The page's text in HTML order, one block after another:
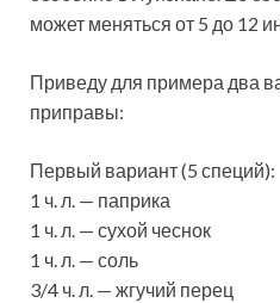
может меняться от 5 до 12
Приведу для примера два
приправы:
Первый вариант (5 специй):
1 ч. л. — паприка
1 ч. л. — сухой чеснок
1 ч. л. — соль
3/4 ч. л. — жгучий перец